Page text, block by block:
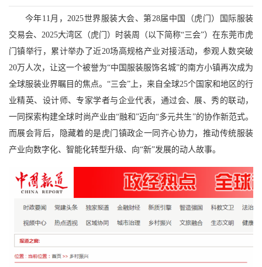
今年11月，2025世界服装大会、第28届中国（虎门）国际服装
交易会、2025大湾区（虎门）时装周（以下简称“三会”）在东莞市虎
门镇举行，累计举办了近20场高规格产业对接活动，参观人数突破
20万人次，让这一个被誉为“中国服装服饰名城”的南方小镇再次成为
全球服装业界瞩目的焦点。“三会”上，来自全球25个国家和地区的行
业精英、设计师、专家学者与企业代表，通过会、展、秀的联动，
一同探索构建全球时尚产业由“融和”迈向“多元共生”的协作新范式。
而展会背后，隐藏着的是虎门镇政企一同齐心协力，推动传统服装
产业向数字化、智能化转型升级、向“新”发展的动人故事。